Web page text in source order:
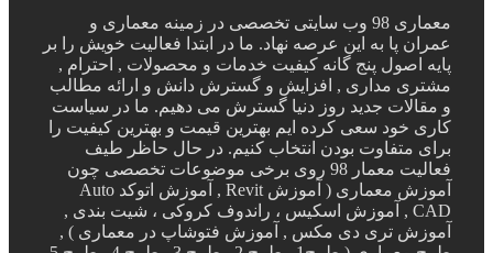
معماری 98 وب سایتی تخصصی در زمینه معماری و
عمران پا به این عرصه نهاد. ما در ابتدا فعالیت خویش را بر
پایه اصول پنج گانه کیفیت خدمات و محصولات , احترام ,
مشتری مداری , افزایش و گسترش دانش و ارائه مطالب
و مقالات جدید روز دنیا گسترش می دهیم. ما در سیاست
کاری خود سعی کرده ایم بهترین قیمت و بهترین کیفیت را
برای متفاوت بودن انتخاب کنیم. در حال حاظر طیف
فعالیت معمار 98 روی برخی موضوعات تخصصی چون
آموزش معماری ( آموزش Revit , آموزش اتوکد Auto
CAD , آموزش اسکیس ، راندوف کروکی ، شیت بندی ,
آموزش تری دی مکس , آموزش فتوشاپ در معماری ) ,